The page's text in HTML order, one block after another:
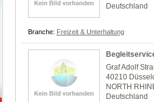
Deutschland
Branche: Freizeit & Unterhaltung
Graf Adolf
40210
NORTH
Deutschland